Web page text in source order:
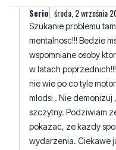
wspomniane osoby
w latach poprzednich!!!
nie wie po co tyle
mlodsi . Nie demonizuj
szczytny. Podziwiam
pokazac, ze kazdy
wydarzenia. Ciekawe
dla Polski, mowisz o
piasnickich ,pokazalas
sulicicach???